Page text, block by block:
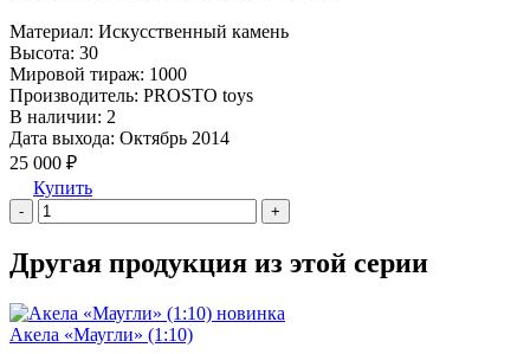
Материал: Искусственный камень
Высота: 30
Мировой тираж: 1000
Производитель: PROSTO toys
В наличии: 2
Дата выхода: Октябрь 2014
25 000 ₽
Купить
- +
Другая продукция из этой серии
новинка
Акела «Маугли» (1:10)